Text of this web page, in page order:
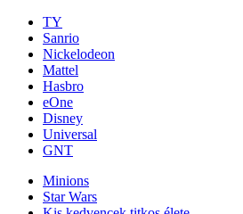
TY
Sanrio
Nickelodeon
Mattel
Hasbro
eOne
Disney
Universal
GNT
Minions
Star Wars